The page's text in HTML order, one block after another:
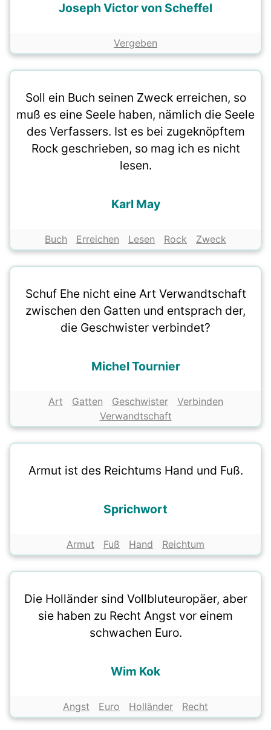
Joseph Victor von Scheffel
Vergeben
Soll ein Buch seinen Zweck erreichen, so
muß es eine Seele haben, nämlich die Seele
des Verfassers. Ist es bei zugeknöpftem
Rock geschrieben, so mag ich es nicht
lesen.
Karl May
Buch Erreichen Lesen Rock Zweck
Schuf Ehe nicht eine Art Verwandtschaft
zwischen den Gatten und entsprach der,
die Geschwister verbindet?
Michel Tournier
Art Gatten Geschwister
Verbinden
Verwandtschaft
Armut ist des Reichtums Hand und Fuß.
Sprichwort
Armut Fuß Hand Reichtum
Die Holländer sind Vollbluteuropäer, aber
sie haben zu Recht Angst vor einem
schwachen Euro.
Wim Kok
Angst Euro Holländer Recht